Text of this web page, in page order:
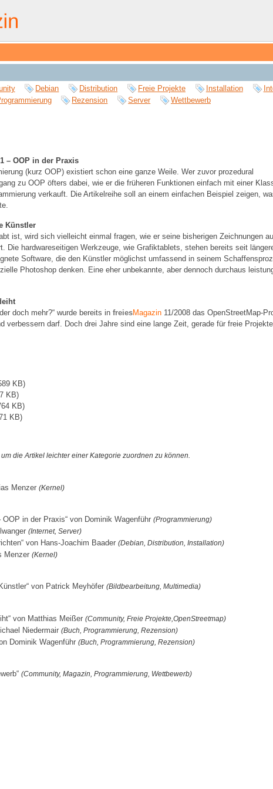
Debian Distribution Freie Projekte Installation
Rezension Server Wettbewerb
– OOP in der Praxis
(kurz OOP) existiert schon eine ganze Weile. Wer zuvor prozedural
zu OOP öfters dabei, wie er die früheren Funktionen einfach mit einer
verkauft. Die Artikelreihe soll an einem einfachen Beispiel zeigen,
Künstler
ist, wird sich vielleicht einmal fragen, wie er seine bisherigen Zeichnungen
Die hardwareseitigen Werkzeuge, wie Grafiktablets, stehen bereits seit
Software, die den Künstler möglichst umfassend in seinem
Photoshop denken. Eine eher unbekannte, aber dennoch durchaus
doch mehr?“ wurde bereits in freiesMagazin 11/2008 das OpenStreetMap-
verbessern darf. Doch drei Jahre sind eine lange Zeit, gerade für freie
KB)
KB)
KB)
KB)
die Artikel leichter einer Kategorie zuordnen zu können.
Menzer (Kernel)
in der Praxis“ von Dominik Wagenführ (Programmierung)
(Internet, Server)
von Hans-Joachim Baader (Debian, Distribution, Installation)
Menzer (Kernel)
von Patrick Meyhöfer (Bildbearbeitung, Multimedia)
von Matthias Meißer (Community, Freie Projekte,OpenStreetmap)
Niedermair (Buch, Programmierung, Rezension)
Dominik Wagenführ (Buch, Programmierung, Rezension)
(Community, Magazin, Programmierung, Wettbewerb)